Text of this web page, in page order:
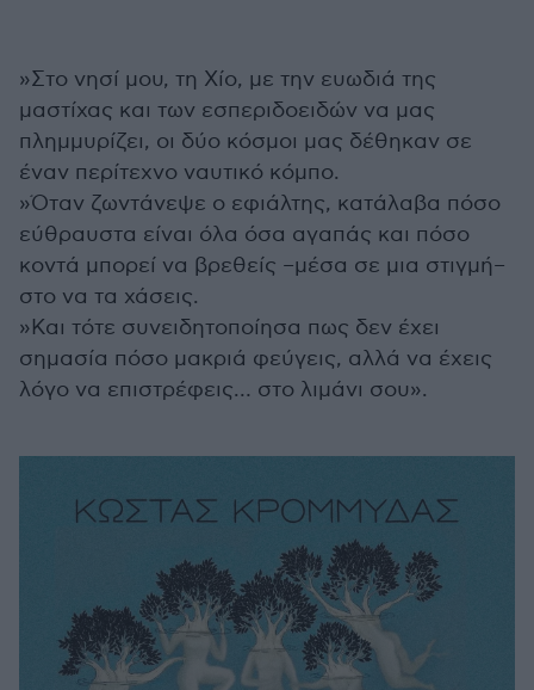
»Στο νησί μου, τη Χίο, με την ευωδιά της
μαστίχας και των εσπεριδοειδών να μας
πλημμυρίζει, οι δύο κόσμοι μας δέθηκαν σε
έναν περίτεχνο ναυτικό κόμπο.
»Όταν ζωντάνεψε ο εφιάλτης, κατάλαβα πόσο
εύθραυστα είναι όλα όσα αγαπάς και πόσο
κοντά μπορεί να βρεθείς –μέσα σε μια στιγμή–
στο να τα χάσεις.
»Και τότε συνειδητοποίησα πως δεν έχει
σημασία πόσο μακριά φεύγεις, αλλά να έχεις
λόγο να επιστρέφεις… στο λιμάνι σου».